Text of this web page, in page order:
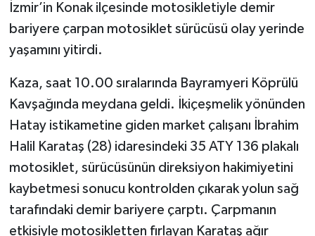
İzmir’in Konak ilçesinde motosikletiyle demir
bariyere çarpan motosiklet sürücüsü olay yerinde
yaşamını yitirdi.
Kaza, saat 10.00 sıralarında Bayramyeri Köprülü
Kavşağında meydana geldi. İkiçeşmelik yönünden
Hatay istikametine giden market çalışanı İbrahim
Halil Karataş (28) idaresindeki 35 ATY 136 plakalı
motosiklet, sürücüsünün direksiyon hakimiyetini
kaybetmesi sonucu kontrolden çıkarak yolun sağ
tarafındaki demir bariyere çarptı. Çarpmanın
etkisiyle motosikletten fırlayan Karataş ağır